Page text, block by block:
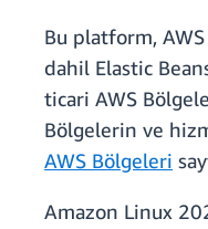
Bu platform,
dahil Elastic
ticari AWS
Bölgelerin ve
AWS Bölgeleri
Amazon Linux